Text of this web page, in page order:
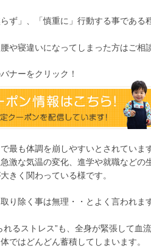
らず」、「慎重に」行動する事である
や寝違いになってしまった方はご相
ナーをクリック！
最も体調を崩しやすいとされていま
激な気温の変化、進学や就職などの
きく関わっている様です。
り除く事は無理・・とよく言われま
るストレス”も、全身が緊張して血
ではどんどん蓄積してしまいます。